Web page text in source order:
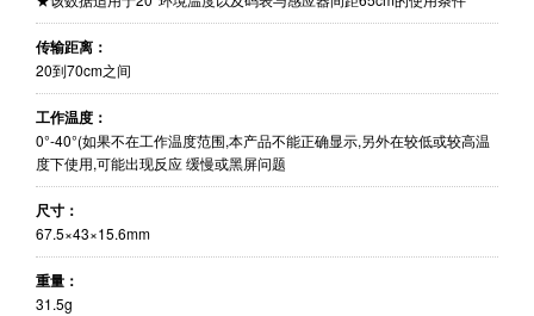
传输距离：
20到70cm之间
工作温度：
0°-40°(如果不在工作温度范围,本产品不能正确显示,另外在较低或较高温
度下使用,可能出现反应 缓慢或黑屏问题
尺寸：
67.5×43×15.6mm
重量：
31.5g